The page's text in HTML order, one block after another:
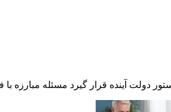
دولت آینده قرار گیرد مسئله مبارزه